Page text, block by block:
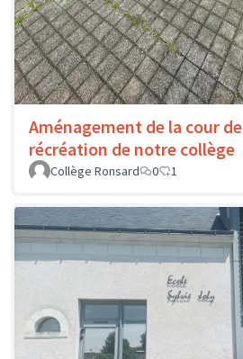
Aménagement de la cour de
récréation de notre collège
Collège Ronsard
0 1